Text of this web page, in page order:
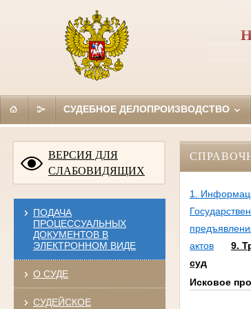
СУДЕБНОЕ ДЕЛОПРОИЗВОДСТВО
ВЕРСИЯ ДЛЯ
СЛАБОВИДЯЩИХ
ПОДАЧА
ПРОЦЕССУАЛЬНЫХ
ДОКУМЕНТОВ В
ЭЛЕКТРОННОМ ВИДЕ
О СУДЕ
СУДЕЙСКОЕ
1.
актов
9.
суд
Исковое